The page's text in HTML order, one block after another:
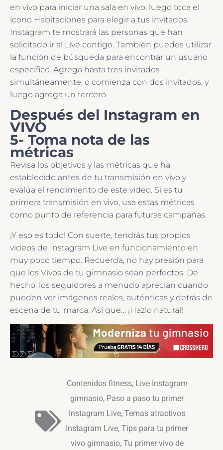
en vivo para iniciar una sala en vivo, luego toca el
ícono Habitaciones para elegir a tus invitados.
Instagram te mostrará las personas que han
solicitado ir al Live contigo. También puedes utilizar
la función de búsqueda para encontrar un usuario
específico. Agrega hasta tres invitados
simultáneamente, o comienza con dos invitados, y
luego agrega un tercero.
Después del Instagram en
VIVO
5- Toma nota de las
métricas
Revisa los objetivos y las métricas que ha
establecido antes de tu transmisión en vivo y
evalúa el rendimiento de este video. Si es tu
primera transmisión en vivo, usa estas métricas
como punto de referencia para futuras campañas.
¡Y eso es todo! Con suerte, tendrás tus propios
videos de Instagram Live en funcionamiento en
muy poco tiempo. Recuerda, no hay presión para
que los Vivos de tu gimnasio sean perfectos. De
hecho, los seguidores a menudo aprecian cuando
pueden ver imágenes reales, auténticas y detrás de
escena de tu marca. Así que… ¡Hazlo natural!
Contenidos fitness, Live Instagram
gimnasio, Paso a paso tu primer
Instagram Live, Temas atractivos
Instagram Live, Tips para tu primer
vivo gimnasio, Tu primer vivo de